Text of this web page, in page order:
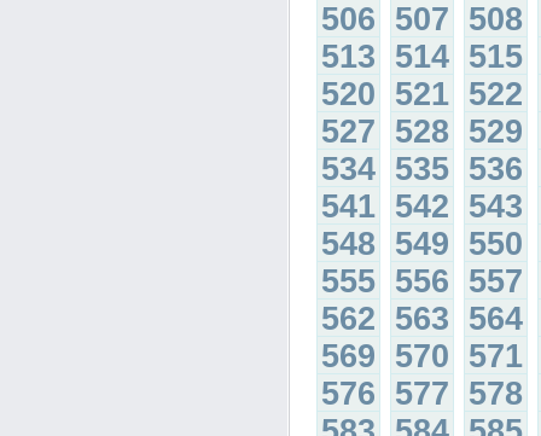
506 507 508
513 514 515
520 521 522
527 528 529
534 535 536
541 542 543
548 549 550
555 556 557
562 563 564
569 570 571
576 577 578